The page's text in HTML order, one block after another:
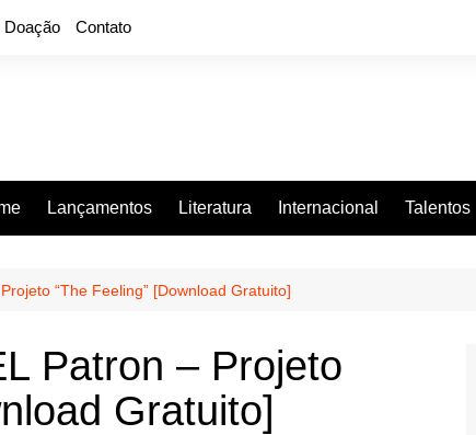
Doação Contato
Lançamentos Literatura Internacional Talentos
“The Feeling” [Download Gratuito]
Patron – Projeto
Gratuito]